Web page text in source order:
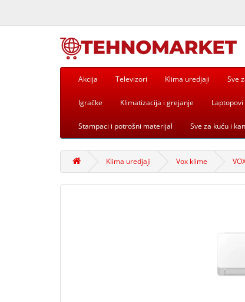
Akcija Televizori Klima uredjaji Sve
Igračke Klimatizacija i grejanje
Stampaci i potrošni materijal Sve za kuću i
Klima uredjaji Vox klime